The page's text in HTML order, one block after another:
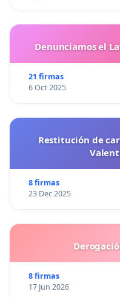
Denunciamos el
21 firmas
6 Oct 2025
Restitución de
8 firmas
23 Dec 2025
8 firmas
17 Jun 2026